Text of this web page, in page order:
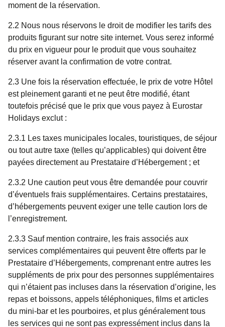
moment de la réservation.
2.2 Nous nous réservons le droit de modifier les tarifs des
produits figurant sur notre site internet. Vous serez informé
du prix en vigueur pour le produit que vous souhaitez
réserver avant la confirmation de votre contrat.
2.3 Une fois la réservation effectuée, le prix de votre Hôtel
est pleinement garanti et ne peut être modifié, étant
toutefois précisé que le prix que vous payez à Eurostar
Holidays exclut :
2.3.1 Les taxes municipales locales, touristiques, de séjour
ou tout autre taxe (telles qu’applicables) qui doivent être
payées directement au Prestataire d’Hébergement ; et
2.3.2 Une caution peut vous être demandée pour couvrir
d’éventuels frais supplémentaires. Certains prestataires,
d’hébergements peuvent exiger une telle caution lors de
l’enregistrement.
2.3.3 Sauf mention contraire, les frais associés aux
services complémentaires qui peuvent être offerts par le
Prestataire d’Hébergements, comprenant entre autres les
suppléments de prix pour des personnes supplémentaires
qui n’étaient pas incluses dans la réservation d’origine, les
repas et boissons, appels téléphoniques, films et articles
du mini-bar et les pourboires, et plus généralement tous
les services qui ne sont pas expressément inclus dans la